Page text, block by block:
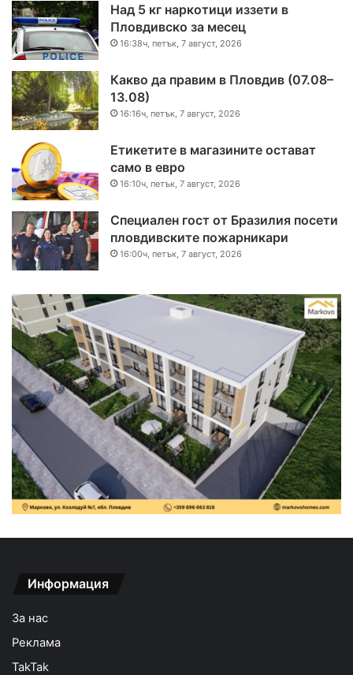
Над 5 кг наркотици иззети в
Пловдивско за месец
16:38ч, петък, 7 август, 2026
Какво да правим в Пловдив (07.08–
13.08)
16:16ч, петък, 7 август, 2026
Етикетите в магазините остават
само в евро
16:10ч, петък, 7 август, 2026
Специален гост от Бразилия посети
пловдивските пожарникари
16:00ч, петък, 7 август, 2026
Информация
За нас
Реклама
TakTak